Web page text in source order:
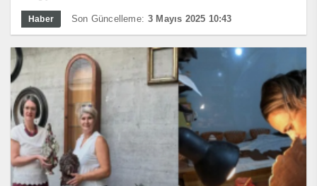
Haber Son Güncelleme: 3 Mayıs 2025 10:43